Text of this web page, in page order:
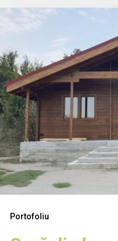
Portofoliu